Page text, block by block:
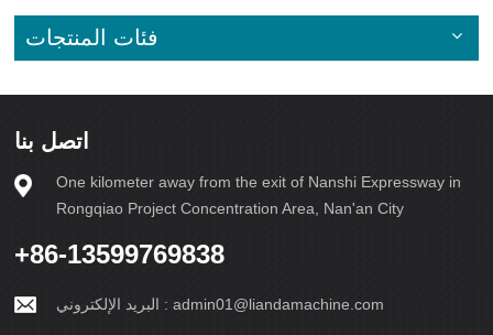
فئات المنتجات
اتصل بنا
One kilometer away from the exit of Nanshi Expressway in
Rongqiao Project Concentration Area, Nan'an City
+86-13599769838
البريد الإلكتروني :admin01@liandamachine.com